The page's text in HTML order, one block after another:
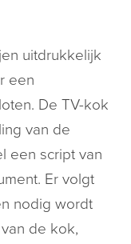
uitdrukkelijk
een
De TV-kok
van de
een script van
Er volgt
nodig wordt
de kok,